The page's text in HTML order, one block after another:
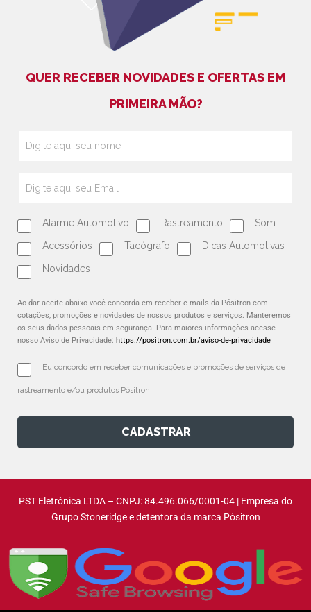
QUER RECEBER NOVIDADES E OFERTAS EM
PRIMEIRA MÃO?
Alarme Automotivo Rastreamento Som
Acessórios Tacógrafo Dicas Automotivas
Novidades
Ao dar aceite abaixo você concorda em receber e-mails da Pósitron com
cotações, promoções e novidades de nossos produtos e serviços. Manteremos
os seus dados pessoais em segurança. Para maiores informações acesse
nosso Aviso de Privacidade: https://positron.com.br/aviso-de-privacidade
Eu concordo em receber comunicações e promoções de serviços de
rastreamento e/ou produtos Pósitron.
CADASTRAR
PST Eletrônica LTDA – CNPJ: 84.496.066/0001-04 | Empresa do
Grupo Stoneridge e detentora da marca Pósitron